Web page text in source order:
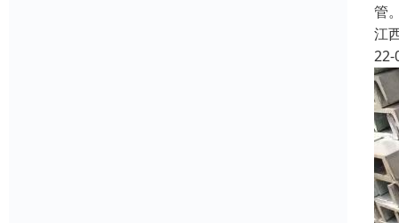
管
江
22-